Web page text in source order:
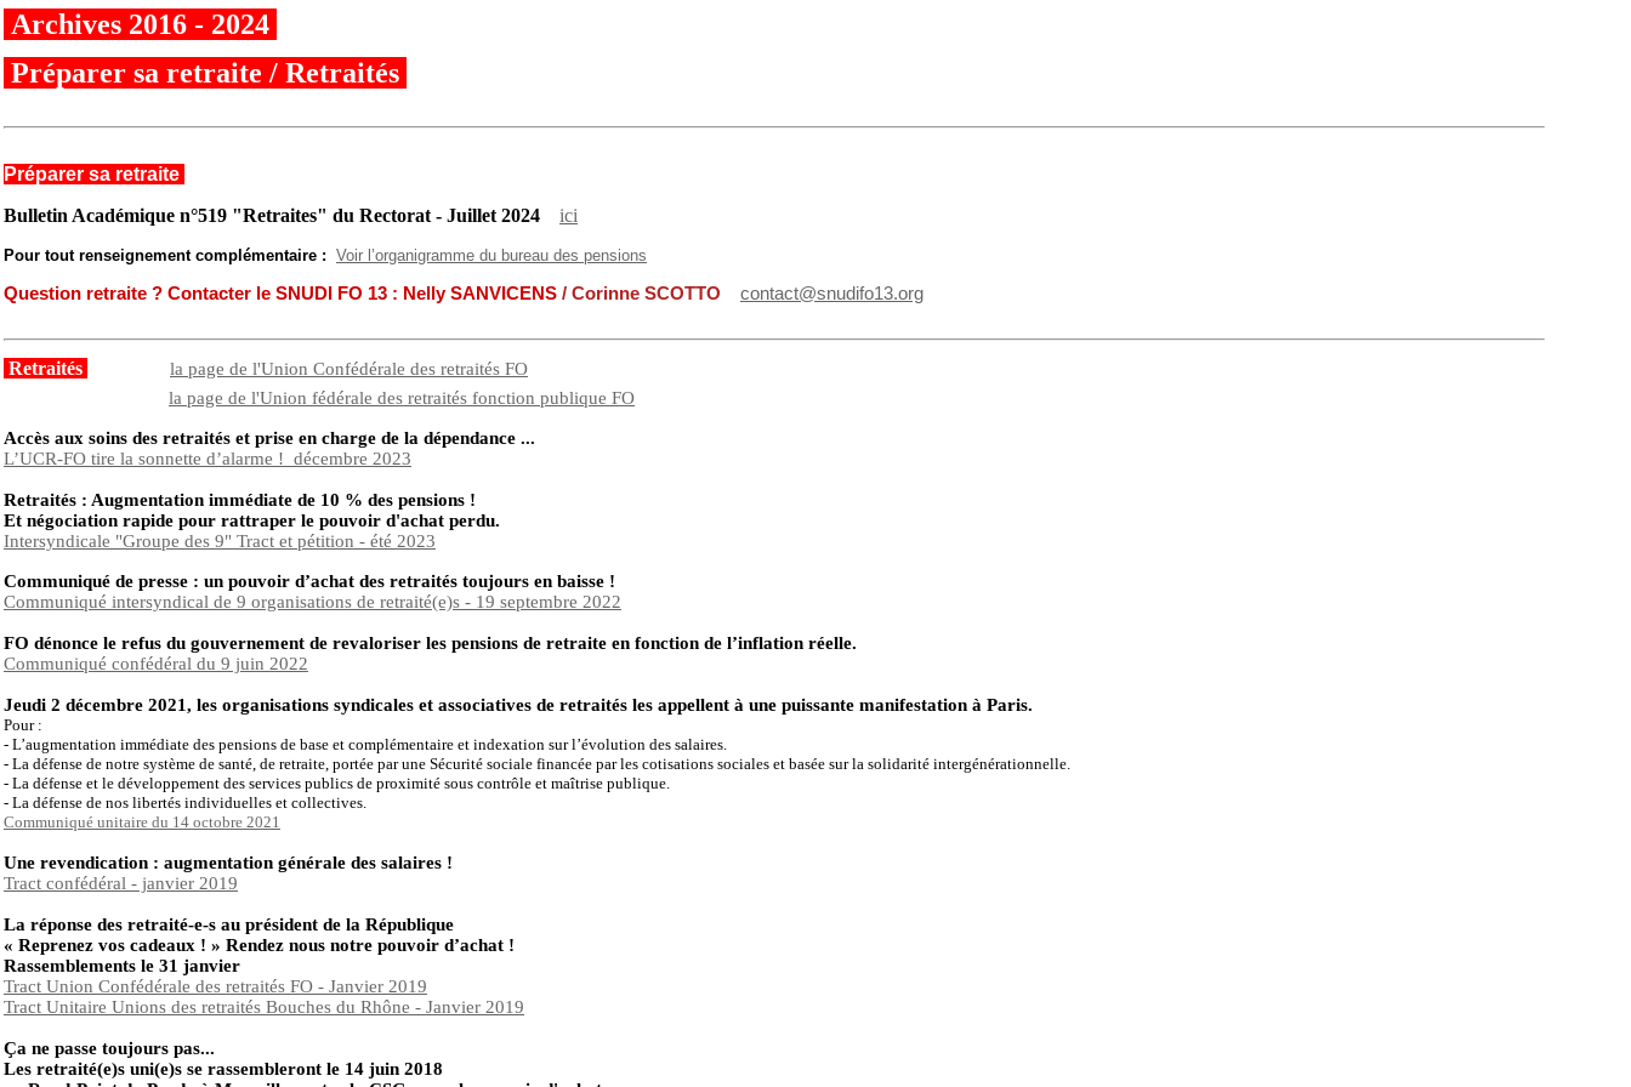
Archives 2016 - 2024
Préparer sa retraite / Retraités
Préparer sa retraite
Bulletin Académique n°519 "Retraites" du Rectorat - Juillet 2024
ici
Pour tout renseignement complémentaire : Voir l’organigramme du bureau des pensions
Question retraite ? Contacter le SNUDI FO 13 : Nelly SANVICENS / Corinne SCOTTO contact@snudifo13.org
Retraités
la page de l'Union Confédérale des retraités FO
la page de l'Union fédérale des retraités fonction publique FO
Accès aux soins des retraités et prise en charge de la dépendance ...
L’UCR-FO tire la sonnette d’alarme ! décembre 2023
Retraités : Augmentation immédiate de 10 % des pensions !
Et négociation rapide pour rattraper le pouvoir d'achat perdu.
Intersyndicale "Groupe des 9" Tract et pétition - été 2023
Communiqué de presse : un pouvoir d’achat des retraités toujours en baisse !
Communiqué intersyndical de 9 organisations de retraité(e)s - 19 septembre 2022
FO dénonce le refus du gouvernement de revaloriser les pensions de retraite en fonction de l’inflation réelle.
Communiqué confédéral du 9 juin 2022
Jeudi 2 décembre 2021, les organisations syndicales et associatives de retraités les appellent à une puissante manifestation à Paris.
Pour :
- L’augmentation immédiate des pensions de base et complémentaire et indexation sur l’évolution des salaires.
- La défense de notre système de santé, de retraite, portée par une Sécurité sociale financée par les cotisations sociales et basée sur la solidarité intergénérationnelle.
- La défense et le développement des services publics de proximité sous contrôle et maîtrise publique.
- La défense de nos libertés individuelles et collectives.
Communiqué unitaire du 14 octobre 2021
Une revendication : augmentation générale des salaires !
Tract confédéral - janvier 2019
La réponse des retraité-e-s au président de la République
« Reprenez vos cadeaux ! » Rendez nous notre pouvoir d’achat !
Rassemblements le 31 janvier
Tract Union Confédérale des retraités FO - Janvier 2019
Tract Unitaire Unions des retraités Bouches du Rhône - Janvier 2019
Ҫa ne passe toujours pas...
Les retraité(e)s uni(e)s se rassembleront le 14 juin 2018